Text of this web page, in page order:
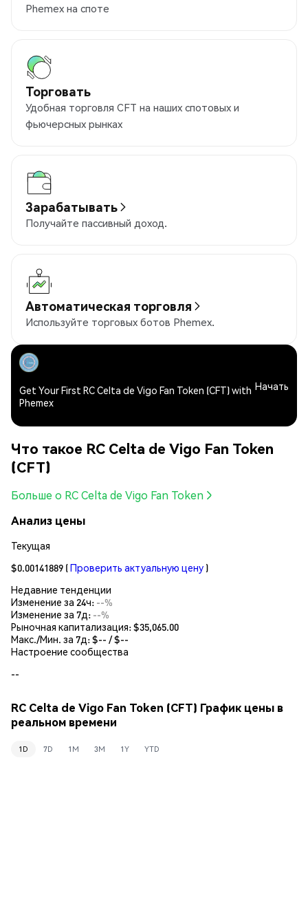
Phemex на споте
Торговать
Удобная торговля CFT на наших спотовых и
фьючерсных рынках
Зарабатывать
Получайте пассивный доход.
Автоматическая торговля
Используйте торговых ботов Phemex.
Get Your First RC Celta de Vigo Fan Token (CFT) with
Phemex
Начать
Что такое RC Celta de Vigo Fan Token
(CFT)
Больше о RC Celta de Vigo Fan Token
Анализ цены
Текущая
$0.00141889 (Проверить актуальную цену )
Недавние тенденции
Изменение за 24ч: --%
Изменение за 7д: --%
Рыночная капитализация:$35,065.00
Макс./Мин. за 7д: $-- / $--
Настроение сообщества
--
RC Celta de Vigo Fan Token (CFT) График цены в
реальном времени
1D 7D 1M 3M 1Y YTD